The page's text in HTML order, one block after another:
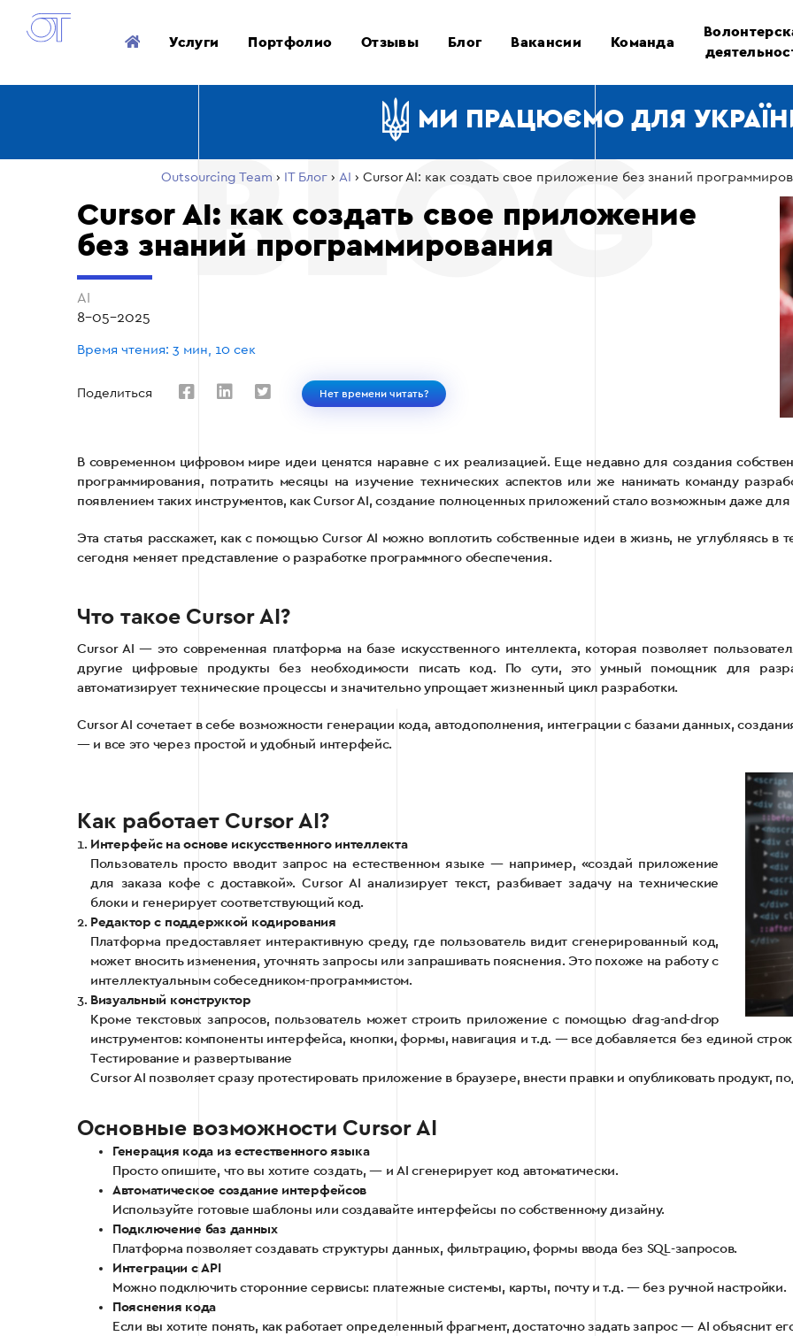
Услуги Портфолио Отзывы Блог Вакансии Команда
МИ ПРАЦЮЄМО ДЛЯ
Outsourcing Team › ІТ Блог › AI › Cursor AI: как создать свое приложение без знаний
Cursor AI: как создать свое приложение
без знаний программирования
AI
8-05-2025
Время чтения: 3 мин, 10 сек
Поделиться Нет времени читать?
В современном цифровом мире идеи ценятся наравне с их реализацией. Еще недавно для создания
программирования, потратить месяцы на изучение технических аспектов или же нанимать команду
появлением таких инструментов, как Cursor AI, создание полноценных приложений стало возможным даже
Эта статья расскажет, как с помощью Cursor AI можно воплотить собственные идеи в жизнь, не углубляясь в
сегодня меняет представление о разработке программного обеспечения.
Что такое Cursor AI?
Cursor AI — это современная платформа на базе искусственного интеллекта, которая позволяет
другие цифровые продукты без необходимости писать код. По сути, это умный помощник для
автоматизирует технические процессы и значительно упрощает жизненный цикл разработки.
Cursor AI сочетает в себе возможности генерации кода, автодополнения, интеграции с базами данных,
— и все это через простой и удобный интерфейс.
Как работает Cursor AI?
Интерфейс на основе искусственного интеллекта
Пользователь просто вводит запрос на естественном языке — например, «создай приложение
для заказа кофе с доставкой». Cursor AI анализирует текст, разбивает задачу на технические
блоки и генерирует соответствующий код.
Редактор с поддержкой кодирования
Платформа предоставляет интерактивную среду, где пользователь видит сгенерированный код,
может вносить изменения, уточнять запросы или запрашивать пояснения. Это похоже на работу с
интеллектуальным собеседником-программистом.
Визуальный конструктор
Кроме текстовых запросов, пользователь может строить приложение с помощью drag-and-drop
инструментов: компоненты интерфейса, кнопки, формы, навигация и т.д. — все добавляется без единой
Тестирование и развертывание
Cursor AI позволяет сразу протестировать приложение в браузере, внести правки и опубликовать продукт,
Основные возможности Cursor AI
Генерация кода из естественного языка
Просто опишите, что вы хотите создать, — и AI сгенерирует код автоматически.
Автоматическое создание интерфейсов
Используйте готовые шаблоны или создавайте интерфейсы по собственному дизайну.
Подключение баз данных
Платформа позволяет создавать структуры данных, фильтрацию, формы ввода без SQL-запросов.
Интеграции с API
Можно подключить сторонние сервисы: платежные системы, карты, почту и т.д. — без ручной настройки.
Пояснения кода
Если вы хотите понять, как работает определенный фрагмент, достаточно задать запрос — AI объяснит